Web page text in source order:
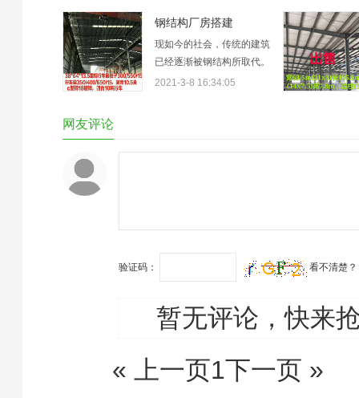
技术先进、经济合理、安全
适用、确保质量，符合节约
能源和环境保护的要求。
钢结构厂房搭建
现如今的社会，传统的建筑
已经逐渐被钢结构所取代。
钢结构的种类很多，包括厂
2021-3-8 16:34:05
网友评论
验证码： 看不清楚？
暂无评论，快来
« 上一页1下一页 »